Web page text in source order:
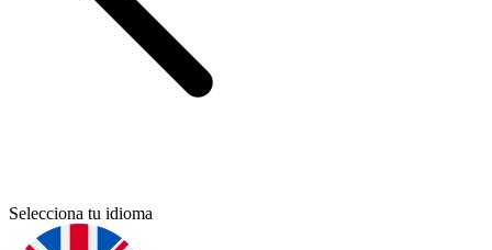
Selecciona tu idioma